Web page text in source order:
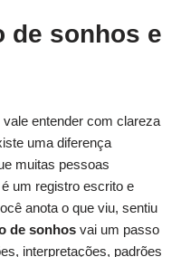
de sonhos e
entender com clareza
uma diferença
muitas pessoas
é um registro escrito e
anota o que viu, sentiu
de sonhos vai um passo
interpretações, padrões